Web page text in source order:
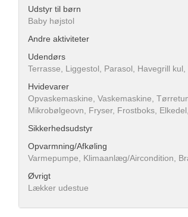
Udstyr til børn
Baby højstol
Andre aktiviteter
Udendørs
Terrasse, Liggestol, Parasol, Havegrill
Hvidevarer
Opvaskemaskine, Vaskemaskine,
Mikrobølgeovn, Fryser, Frostboks,
Sikkerhedsudstyr
Opvarmning/Afkøling
Varmepumpe, Klimaanlæg/Aircondition,
Øvrigt
Lækker udestue